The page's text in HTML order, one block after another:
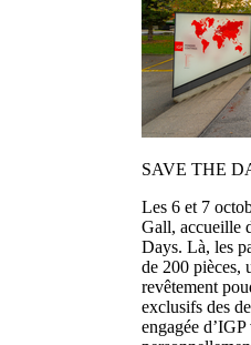
SAVE THE
Les 6 et 7
Gall, accueille
Days. Là, les
de 200 pièces,
revêtement
exclusifs des
engagée